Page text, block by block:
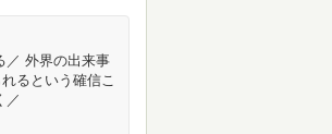
／ 外界の出来事
るという確信こ
／